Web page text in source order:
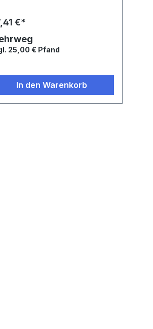
€*
25,00 € Pfand
In den Warenkorb